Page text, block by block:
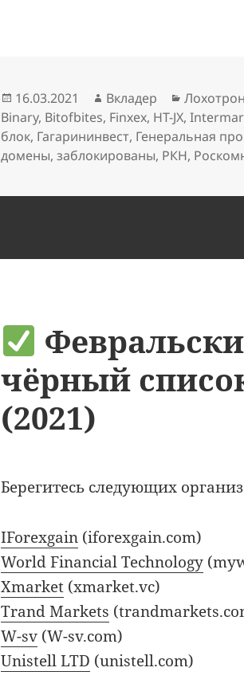
Опубликовано
16.03.2021 Автор
Вкладер Рубрики
Binary, Bitofbites, Finxex, HT-JX,
блок, Гагарининвест, Генеральная
домены,заблокированы, РКН,
чёрный
(2021)
Берегитесь следующих
IForexgain (iforexgain.com)
World Financial Technology
Хmarket (xmarket.vc)
Trand Markets
W-sv (W-sv.com)
Unistell LTD (unistell.com)